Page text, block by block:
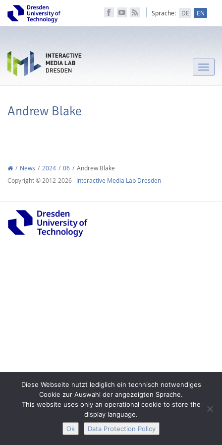
Sprache: DE EN
Toggle
Andrew Blake
News 2024 06
Andrew Blake
Copyright © 2012-2026 Interactive Media Lab Dresden
Diese Webseite nutzt lediglich ein technisch notwendiges
Cookie zur Auswahl der angezeigten Sprache.
This website uses only an operational cookie to store the
display language.
Ok
Data Protection Policy